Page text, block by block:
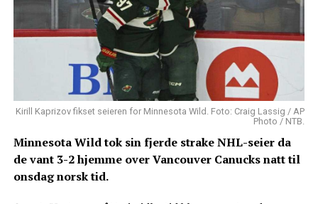
Kirill Kaprizov fikset seieren for Minnesota Wild. Foto: Craig Lassig / AP
Photo / NTB.
Minnesota Wild tok sin fjerde strake NHL-seier da
de vant 3-2 hjemme over Vancouver Canucks natt til
onsdag norsk tid.